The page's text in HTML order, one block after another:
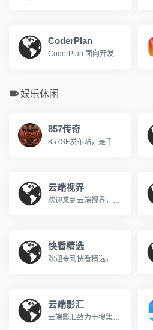
CoderPlan
CoderPlan 面向开发者提供 Claude Code/Codex 中转、Gemini CLI 中转站和第三方 API 接入，按真实调用扣费，API 使用额度、tokens、缓存复用和费用明细都能核对。
娱乐休闲
857传奇
857SF发布站，是千万传奇老玩家公认的优质私服导航平台。每日全网严选，实时更新数十组优质新开传奇私服，从1.76复古怀旧到微变、轻变、中变、超变，从金币版到合击版，全版本覆盖，满足不同玩家的偏好，每日第一手传奇资讯，助您快人一步抢占新服资源，重燃热血兄弟情！
云端视界
欢迎来到云端视界，您的私人免费在线影院。我们提供海量高清电影、电视剧、综艺、动漫及短剧资源，全部支持免费在线观看。在云端视界，享受无广告、高清流畅的极致观影体验，每日同步更新，是您网络追剧的不二之选。
快看精选
欢迎来到快看精选，您的私人免费在线影院。我们提供海量高清电影、电视剧、综艺、动漫及短剧资源，全部支持免费在线观看。在快看精选，享受无广告、高清流畅的极致观影体验，每日同步更新，是您网络追剧的不二之选。
云端影汇
云端影汇致力于搜集全网最新、最热的电影与电视剧资源，为广大影迷提供完全免费、无广告的在线观看服务。我们及时收录高清大片，让您轻松畅享极致的观影体验。